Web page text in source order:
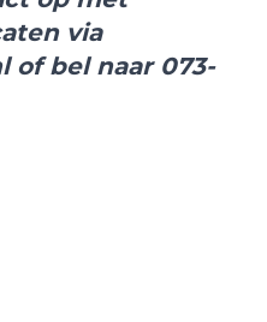
via
of bel naar 073-